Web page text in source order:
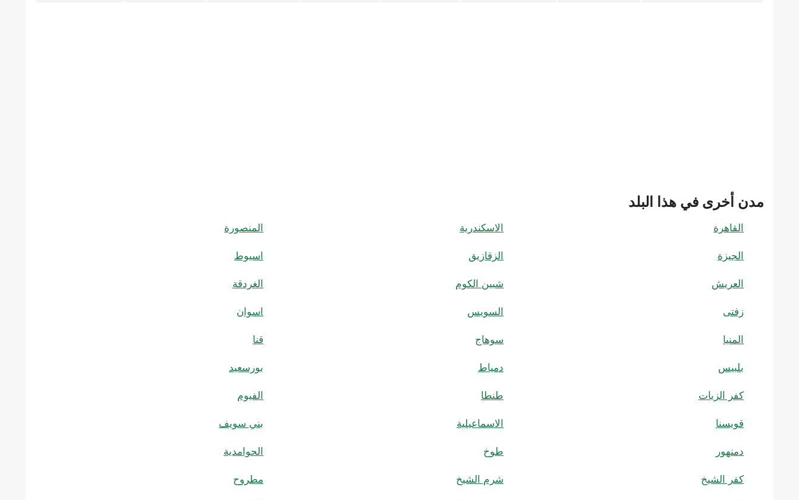
مدن أخرى في هذا البلد
القاهرة الاسكندرية المنصورة
الجيزة الزقازيق اسيوط
العريش شبين الكوم الغردقة
زفتى السويس اسوان
المنيا سوهاج قنا
بلبيس دمياط بورسعيد
كفر الزيات طنطا الفيوم
قويسنا الاسماعيلية بني سويف
دمنهور طوخ الحوامدية
كفر الشيخ شرم الشيخ مطروح